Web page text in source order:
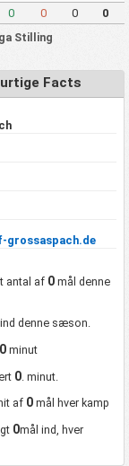
0 0 0
0
Stilling
Facts
grossaspach.de
antal af 0 mål denne
denne sæson.
0 minut
0 . minut.
af 0 mål hver kamp
0mål ind, hver